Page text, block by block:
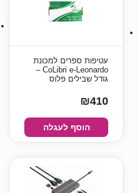
עטיפות ספרים למכונת
CoLibri e-Leonardo –
גודל שבילים פלוס
₪410
הוסף לעגלה